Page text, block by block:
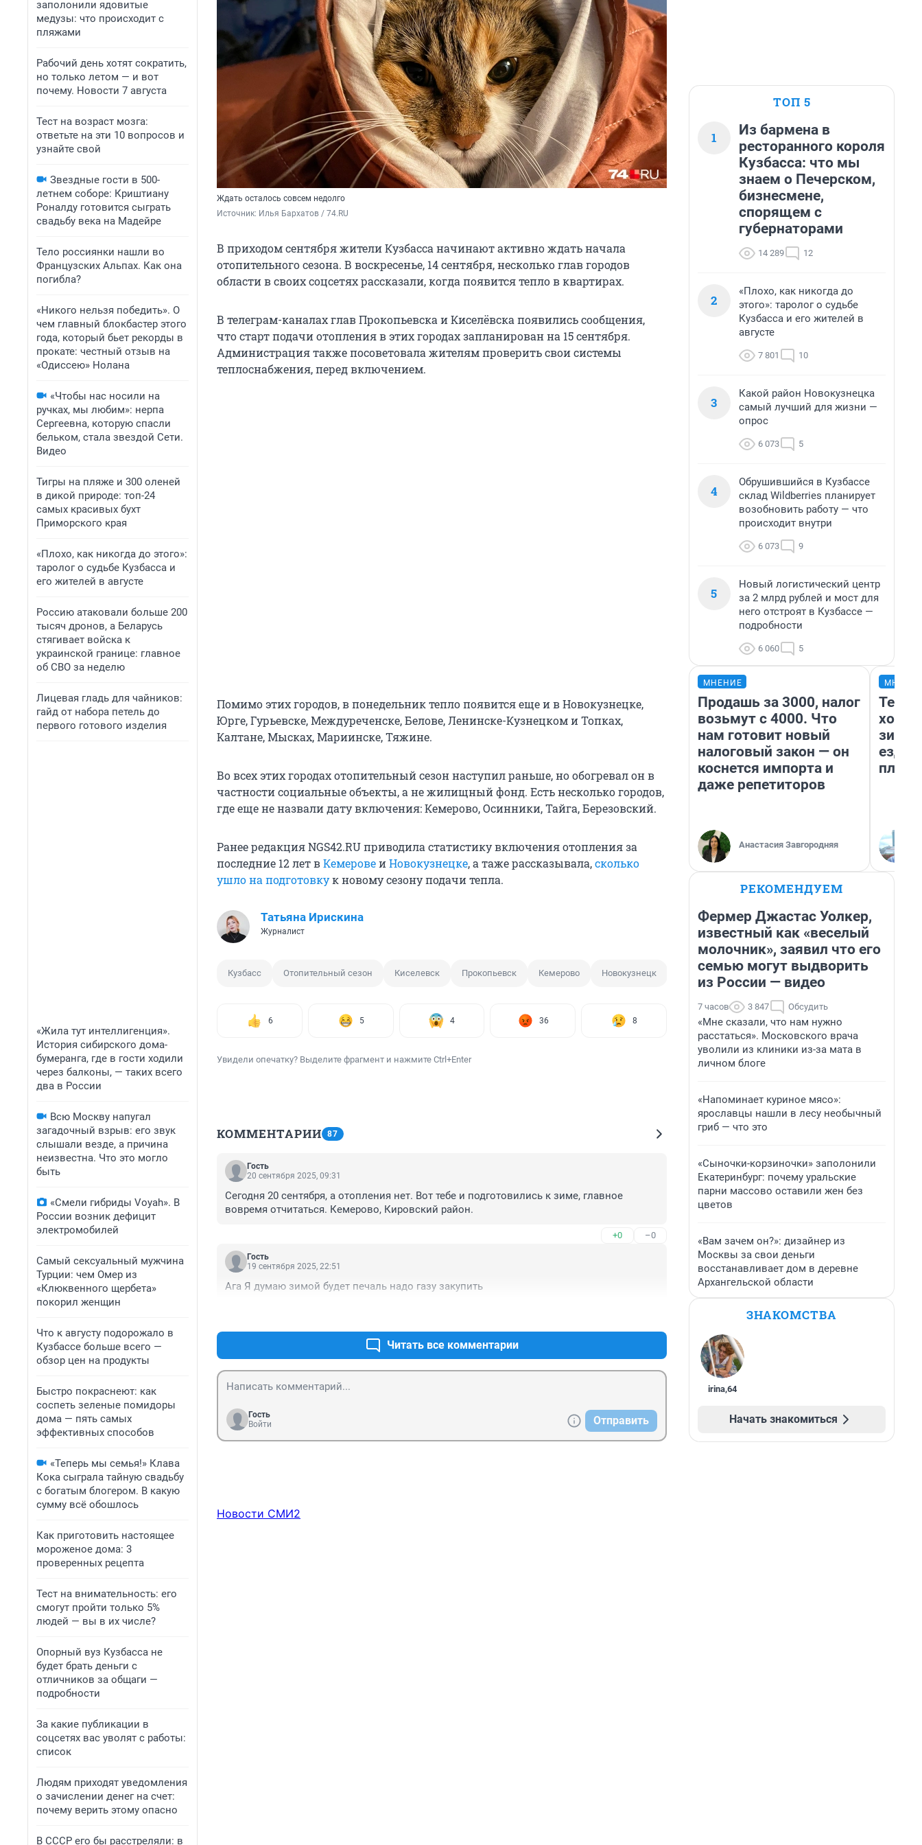
заполонили ядовитые
медузы: что происходит с
пляжами
Рабочий день хотят сократить,
но только летом — и вот
почему. Новости 7 августа
Тест на возраст мозга:
ответьте на эти 10 вопросов и
узнайте свой
Звездные гости в 500-
летнем соборе: Криштиану
Роналду готовится сыграть
свадьбу века на Мадейре
Тело россиянки нашли во
Французских Альпах. Как она
погибла?
«Никого нельзя победить». О
чем главный блокбастер этого
года, который бьет рекорды в
прокате: честный отзыв на
«Одиссею» Нолана
«Чтобы нас носили на
ручках, мы любим»: нерпа
Сергеевна, которую спасли
бельком, стала звездой Сети.
Видео
Тигры на пляже и 300 оленей
в дикой природе: топ-24
самых красивых бухт
Приморского края
«Плохо, как никогда до этого»:
таролог о судьбе Кузбасса и
его жителей в августе
Россию атаковали больше 200
тысяч дронов, а Беларусь
стягивает войска к
украинской границе: главное
об СВО за неделю
Лицевая гладь для чайников:
гайд от набора петель до
первого готового изделия
«Жила тут интеллигенция».
История сибирского дома-
бумеранга, где в гости ходили
через балконы, — таких всего
два в России
Всю Москву напугал
загадочный взрыв: его звук
слышали везде, а причина
неизвестна. Что это могло
быть
«Смели гибриды Voyah». В
России возник дефицит
электромобилей
Самый сексуальный мужчина
Турции: чем Омер из
«Клюквенного щербета»
покорил женщин
Что к августу подорожало в
Кузбассе больше всего —
обзор цен на продукты
Быстро покраснеют: как
соспеть зеленые помидоры
дома — пять самых
эффективных способов
«Теперь мы семья!» Клава
Кока сыграла тайную свадьбу
с богатым блогером. В какую
сумму всё обошлось
Как приготовить настоящее
мороженое дома: 3
проверенных рецепта
Тест на внимательность: его
смогут пройти только 5%
людей — вы в их числе?
Опорный вуз Кузбасса не
будет брать деньги с
отличников за общаги —
подробности
За какие публикации в
соцсетях вас уволят с работы:
список
Людям приходят уведомления
о зачислении денег на счет:
почему верить этому опасно
В СССР его бы расстреляли: в
Ждать осталось совсем недолго
Источник: Илья Бархатов / 74.RU
В приходом сентября жители Кузбасса начинают активно ждать начала
отопительного сезона. В воскресенье, 14 сентября, несколько глав городов
области в своих соцсетях рассказали, когда появится тепло в квартирах.
В телеграм-каналах глав Прокопьевска и Киселёвска появились сообщения,
что старт подачи отопления в этих городах запланирован на 15 сентября.
Администрация также посоветовала жителям проверить свои системы
теплоснабжения, перед включением.
Помимо этих городов, в понедельник тепло появится еще и в Новокузнецке,
Юрге, Гурьевске, Междуреченске, Белове, Ленинске-Кузнецком и Топках,
Калтане, Мысках, Мариинске, Тяжине.
Во всех этих городах отопительный сезон наступил раньше, но обогревал он в
частности социальные объекты, а не жилищный фонд. Есть несколько городов,
где еще не назвали дату включения: Кемерово, Осинники, Тайга, Березовский.
Ранее редакция NGS42.RU приводила статистику включения отопления за
последние 12 лет вКемеровеиНовокузнецке, а таже рассказывала,сколько
ушло на подготовкук новому сезону подачи тепла.
Татьяна Ирискина
Журналист
Кузбасс Отопительный сезон Киселевск Прокопьевск Кемерово Новокузнецк
6 5 4 36 8
Увидели опечатку? Выделите фрагмент и нажмите Ctrl+Enter
КОММЕНТАРИИ 87
Гость
20 сентября 2025, 09:31
Сегодня 20 сентября, а отопления нет. Вот тебе и подготовились к зиме, главное
вовремя отчитаться. Кемерово, Кировский район.
+0 –0
Гость
19 сентября 2025, 22:51
Ага Я думаю зимой будет печаль надо газу закупить
Читать все комментарии
Гость
Войти
Отправить
Новости СМИ2
ТОП 5
1
Из бармена в
ресторанного короля
Кузбасса: что мы
знаем о Печерском,
бизнесмене,
спорящем с
губернаторами
14 289 12
2
«Плохо, как никогда до
этого»: таролог о судьбе
Кузбасса и его жителей в
августе
7 801 10
3
Какой район Новокузнецка
самый лучший для жизни —
опрос
6 073 5
4
Обрушившийся в Кузбассе
склад Wildberries планирует
возобновить работу — что
происходит внутри
6 073 9
5
Новый логистический центр
за 2 млрд рублей и мост для
него отстроят в Кузбассе —
подробности
6 060 5
МНЕНИЕ
Продашь за 3000, налог
возьмут с 4000. Что
нам готовит новый
налоговый закон — он
коснется импорта и
даже репетиторов
Анастасия Завгородняя
ездит
РЕКОМЕНДУЕМ
Фермер Джастас Уолкер,
известный как «веселый
молочник», заявил что его
семью могут выдворить
из России — видео
7 часов 3 847 Обсудить
«Мне сказали, что нам нужно
расстаться». Московского врача
уволили из клиники из-за мата в
личном блоге
«Напоминает куриное мясо»:
ярославцы нашли в лесу необычный
гриб — что это
«Сыночки-корзиночки» заполонили
Екатеринбург: почему уральские
парни массово оставили жен без
цветов
«Вам зачем он?»: дизайнер из
Москвы за свои деньги
восстанавливает дом в деревне
Архангельской области
ЗНАКОМСТВА
irina,64
Начать знакомиться